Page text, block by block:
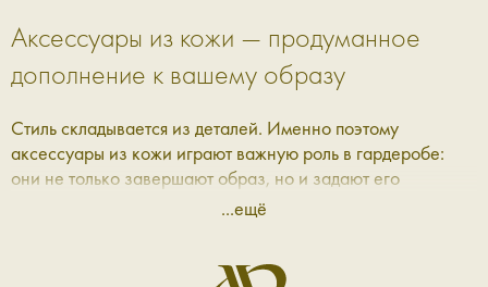
Аксессуары из кожи — продуманное
дополнение к вашему образу
Стиль складывается из деталей. Именно поэтому
аксессуары из кожи играют важную роль в гардеробе:
они не только завершают образ, но и задают его
настроение. В Aprell мы собрали коллекцию, где каждая
...ещё